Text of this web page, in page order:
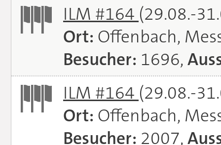
ILM #164 (29.08.-
Ort: Offenbach,
Besucher: 1696,
ILM #164 (29.08.-
Ort: Offenbach,
Besucher: 2007,